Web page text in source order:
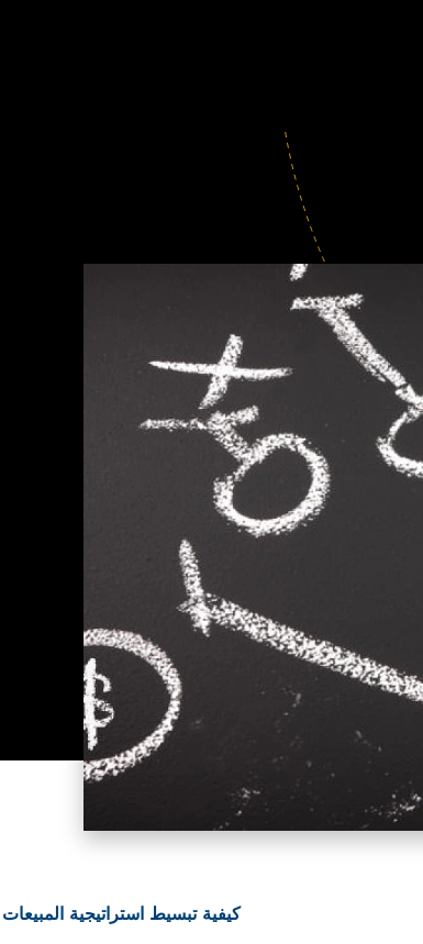
كيفية تبسيط استراتيجية